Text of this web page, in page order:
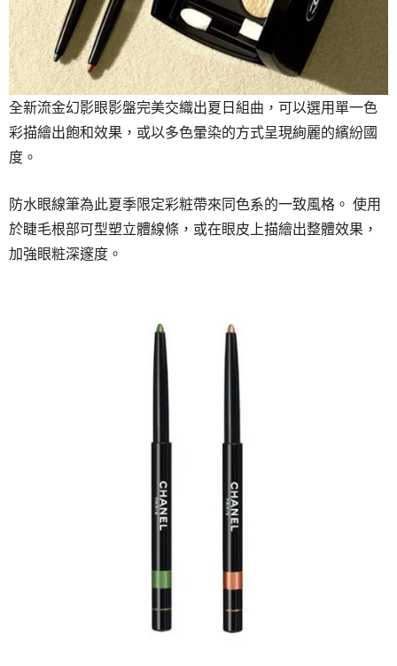
全新流金幻影眼影盤完美交織出夏日組曲，可以選用單一色
彩描繪出飽和效果，或以多色暈染的方式呈現絢麗的繽紛國
度。
防水眼線筆為此夏季限定彩粧帶來同色系的一致風格。 使用
於睫毛根部可型塑立體線條，或在眼皮上描繪出整體效果，
加強眼粧深邃度。